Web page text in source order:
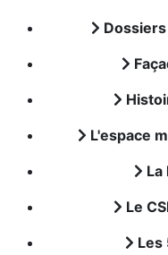
L'espace
La
Le
Les